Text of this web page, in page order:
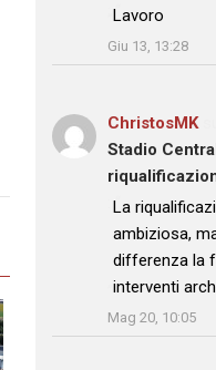
: “Lavoro
Giu 13, 13:28
ChristosMKsu
Stadio
: “La
ambiziosa,
differenza la
interventi
Mag 20, 10:05